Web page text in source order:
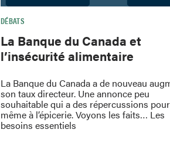
DÉBATS
La Banque du Canada et
l’insécurité alimentaire
La Banque du Canada a de nouveau
son taux directeur. Une annonce peu
souhaitable qui a des répercussions
même à l’épicerie. Voyons les faits… Les
besoins essentiels